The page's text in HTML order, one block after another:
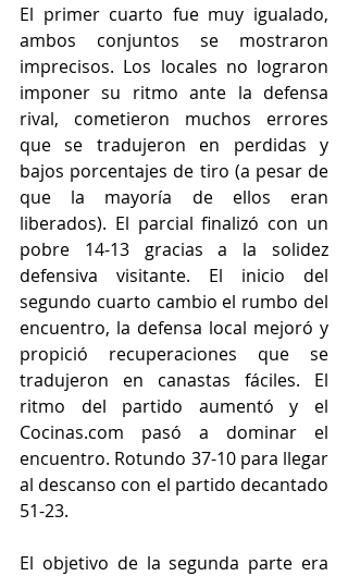
El primer cuarto fue muy igualado,
ambos conjuntos se mostraron
imprecisos. Los locales no lograron
imponer su ritmo ante la defensa
rival, cometieron muchos errores
que se tradujeron en perdidas y
bajos porcentajes de tiro (a pesar de
que la mayoría de ellos eran
liberados). El parcial finalizó con un
pobre 14-13 gracias a la solidez
defensiva visitante. El inicio del
segundo cuarto cambio el rumbo del
encuentro, la defensa local mejoró y
propició recuperaciones que se
tradujeron en canastas fáciles. El
ritmo del partido aumentó y el
Cocinas.com pasó a dominar el
encuentro. Rotundo 37-10 para llegar
al descanso con el partido decantado
51-23.
El objetivo de la segunda parte era